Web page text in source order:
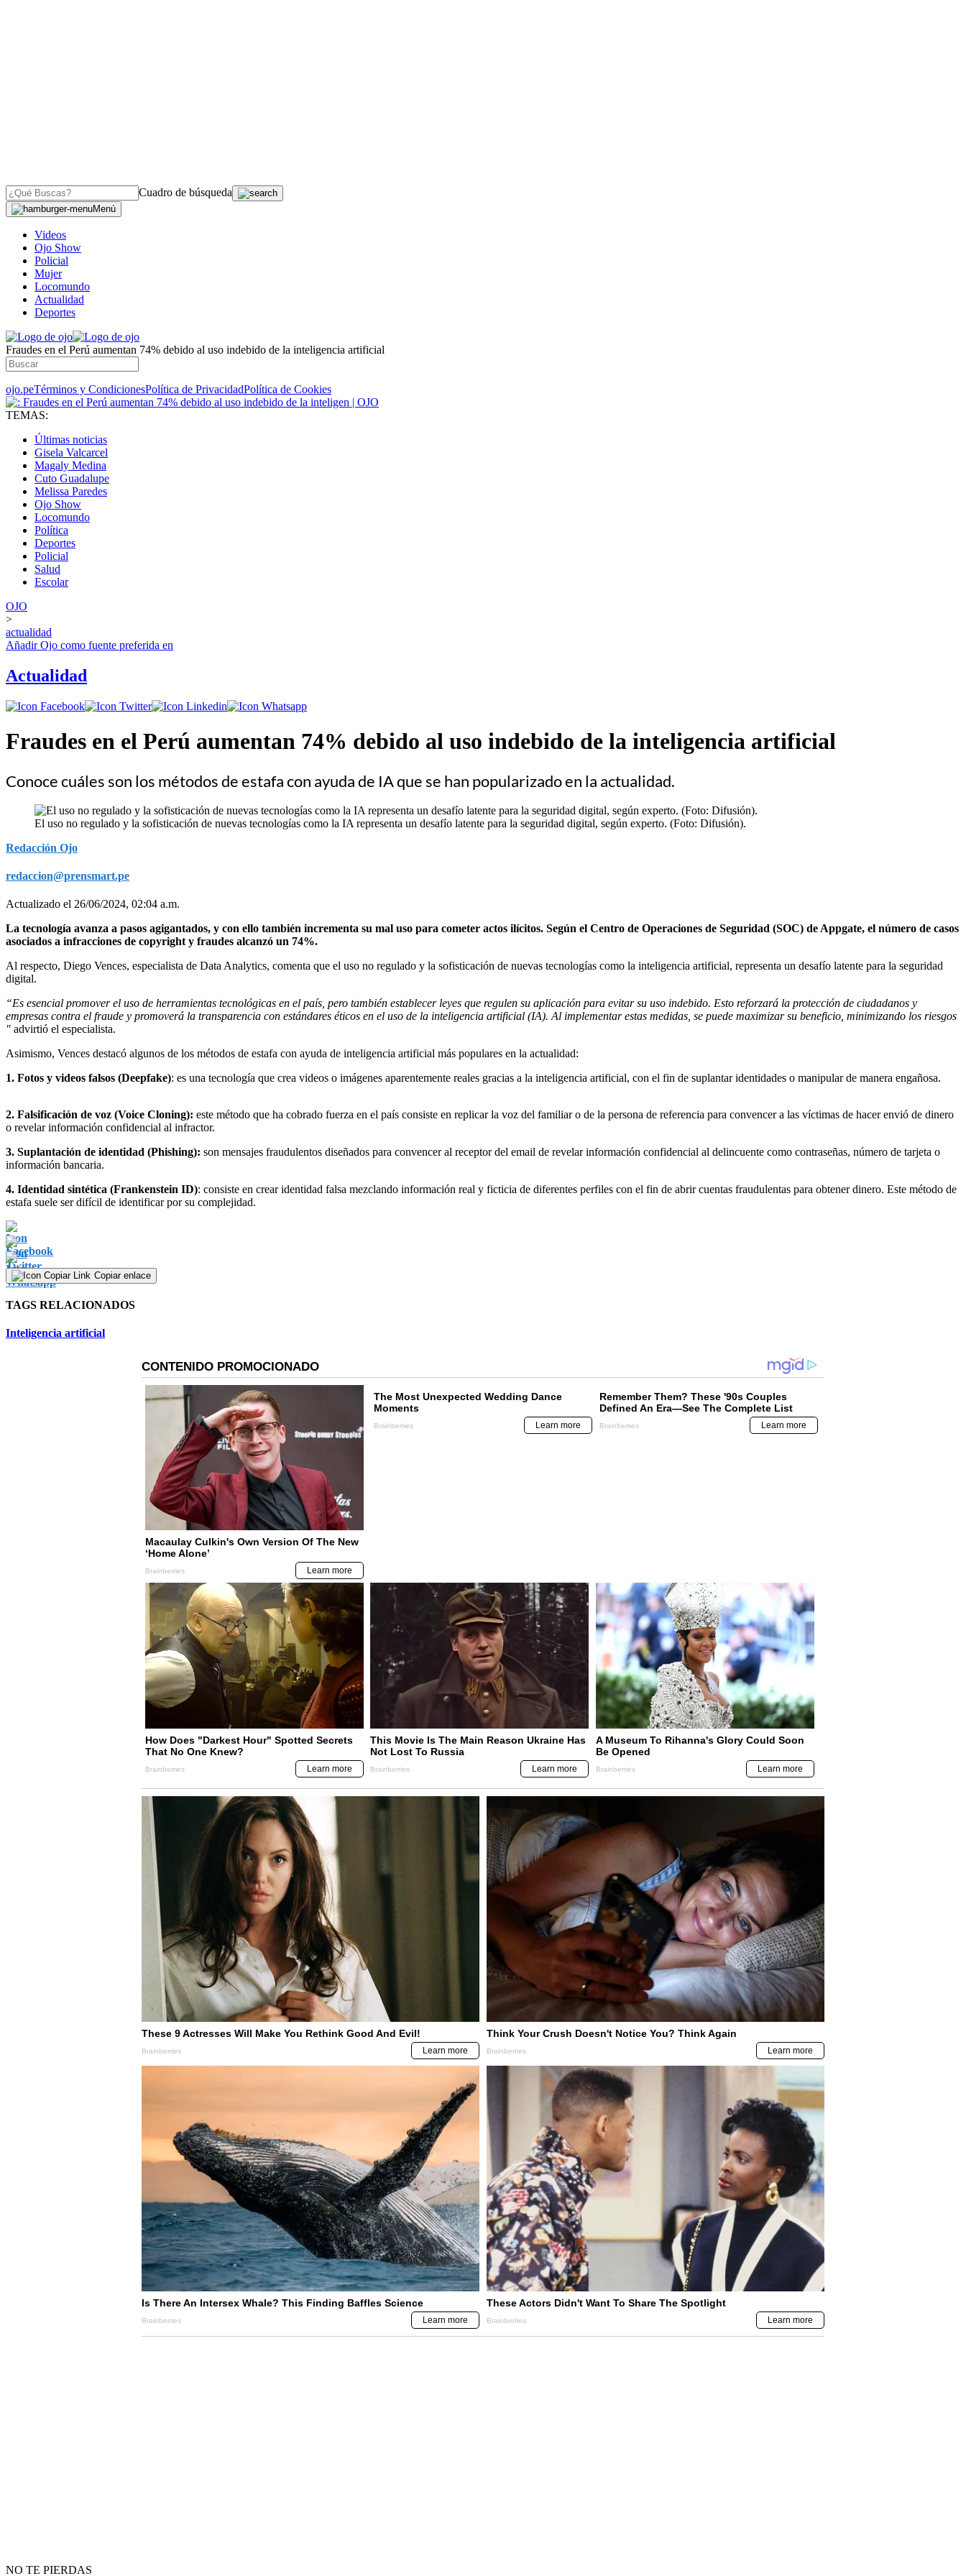
Cuadro de búsqueda
Menú
Videos
Ojo Show
Policial
Mujer
Locomundo
Actualidad
Deportes
Fraudes en el Perú aumentan 74% debido al uso indebido de la inteligencia artificial
ojo.peTérminos y CondicionesPolítica de PrivacidadPolítica de Cookies
TEMAS:
Últimas noticias
Gisela Valcarcel
Magaly Medina
Cuto Guadalupe
Melissa Paredes
Ojo Show
Locomundo
Política
Deportes
Policial
Salud
Escolar
OJO
>
actualidad
AñadirOjo como fuente preferida en
Actualidad
Fraudes en el Perú aumentan 74% debido al uso indebido de la inteligencia artificial
Conoce cuáles son los métodos de estafa con ayuda de IA que se han popularizado en la actualidad.
El uso no regulado y la sofisticación de nuevas tecnologías como la IA representa un desafío latente para la seguridad digital, según experto. (Foto: Difusión).
Redacción Ojo
redaccion@prensmart.pe
Actualizado el 26/06/2024, 02:04 a.m.
La tecnología avanza a pasos agigantados, y con ello también incrementa su mal uso para cometer actos ilícitos. Según el Centro de Operaciones de Seguridad (SOC) de Appgate, el número de casos
asociados a infracciones de copyright y fraudes alcanzó un 74%.
Al respecto, Diego Vences, especialista de Data Analytics, comenta que el uso no regulado y la sofisticación de nuevas tecnologías como la inteligencia artificial, representa un desafío latente para la seguridad
digital.
“Es esencial promover el uso de herramientas tecnológicas en el país, pero también establecer leyes que regulen su aplicación para evitar su uso indebido. Esto reforzará la protección de ciudadanos y
empresas contra el fraude y promoverá la transparencia con estándares éticos en el uso de la inteligencia artificial (IA). Al implementar estas medidas, se puede maximizar su beneficio, minimizando los riesgos
" advirtió el especialista.
Asimismo, Vences destacó algunos de los métodos de estafa con ayuda de inteligencia artificial más populares en la actualidad:
1. Fotos y videos falsos (Deepfake): es una tecnología que crea videos o imágenes aparentemente reales gracias a la inteligencia artificial, con el fin de suplantar identidades o manipular de manera engañosa.
2. Falsificación de voz (Voice Cloning): este método que ha cobrado fuerza en el país consiste en replicar la voz del familiar o de la persona de referencia para convencer a las víctimas de hacer envió de dinero
o revelar información confidencial al infractor.
3. Suplantación de identidad (Phishing): son mensajes fraudulentos diseñados para convencer al receptor del email de revelar información confidencial al delincuente como contraseñas, número de tarjeta o
información bancaria.
4. Identidad sintética (Frankenstein ID): consiste en crear identidad falsa mezclando información real y ficticia de diferentes perfiles con el fin de abrir cuentas fraudulentas para obtener dinero. Este método de
estafa suele ser difícil de identificar por su complejidad.
Copiar enlace
TAGS RELACIONADOS
Inteligencia artificial
NO TE PIERDAS